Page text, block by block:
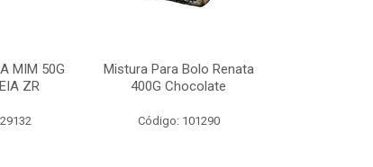
MIM 50G
ZR
Mistura Para Bolo Renata
400G Chocolate
Código: 101290